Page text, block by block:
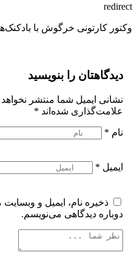
redirect
وکتور کارتونی خرگوش با
دیدگاهتان را بنویسید
نشانی ایمیل شما منتشر
علامت‌گذاری شده‌اند *
نام *
ایمیل *
ذخیره نام، ایمیل و
دوباره دیدگاهی می‌نویسم.